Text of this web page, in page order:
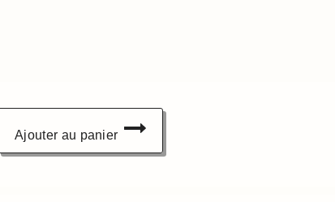
Ajouter au panier